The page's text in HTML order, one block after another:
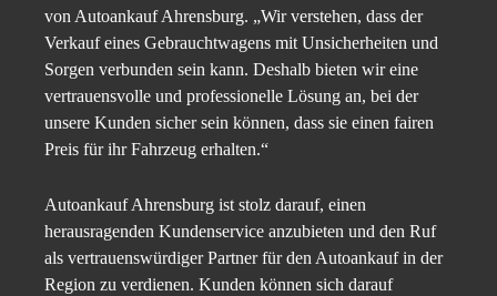
von Autoankauf Ahrensburg. „Wir verstehen, dass der
Verkauf eines Gebrauchtwagens mit Unsicherheiten und
Sorgen verbunden sein kann. Deshalb bieten wir eine
vertrauensvolle und professionelle Lösung an, bei der
unsere Kunden sicher sein können, dass sie einen fairen
Preis für ihr Fahrzeug erhalten.“
Autoankauf Ahrensburg ist stolz darauf, einen
herausragenden Kundenservice anzubieten und den Ruf
als vertrauenswürdiger Partner für den Autoankauf in der
Region zu verdienen. Kunden können sich darauf